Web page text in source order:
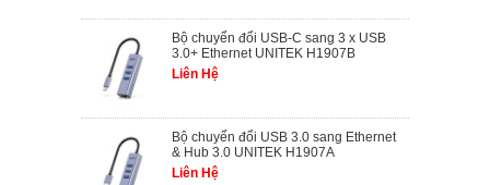
Bộ chuyển đổi USB-C sang 3 x USB
3.0+ Ethernet UNITEK H1907B
Liên Hệ
Bộ chuyển đổi USB 3.0 sang Ethernet
& Hub 3.0 UNITEK H1907A
Liên Hệ